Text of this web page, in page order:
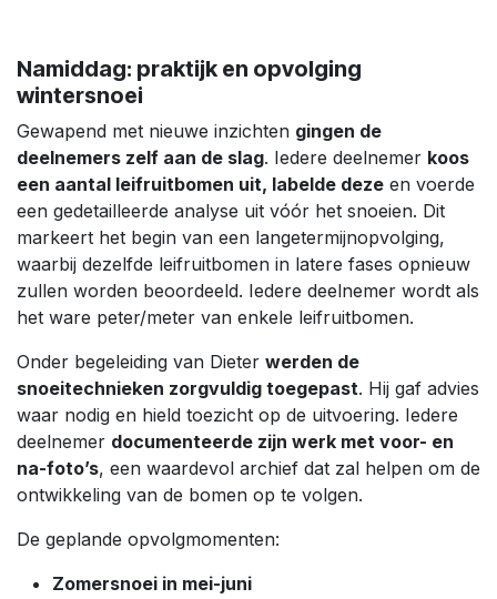
Namiddag: praktijk en opvolging
wintersnoei
Gewapend met nieuwe inzichten gingen de
deelnemers zelf aan de slag. Iedere deelnemer koos
een aantal leifruitbomen uit, labelde deze en voerde
een gedetailleerde analyse uit vóór het snoeien. Dit
markeert het begin van een langetermijnopvolging,
waarbij dezelfde leifruitbomen in latere fases opnieuw
zullen worden beoordeeld. Iedere deelnemer wordt als
het ware peter/meter van enkele leifruitbomen.
Onder begeleiding van Dieter werden de
snoeitechnieken zorgvuldig toegepast. Hij gaf advies
waar nodig en hield toezicht op de uitvoering. Iedere
deelnemer documenteerde zijn werk met voor- en
na-foto’s, een waardevol archief dat zal helpen om de
ontwikkeling van de bomen op te volgen.
De geplande opvolgmomenten:
Zomersnoei in mei-juni